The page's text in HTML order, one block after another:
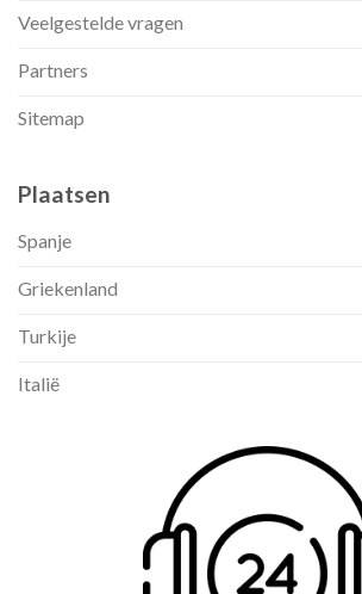
Veelgestelde vragen
Partners
Sitemap
Plaatsen
Spanje
Griekenland
Turkije
Italië